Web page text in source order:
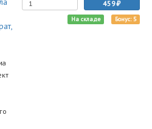
459
На складе Бонус: 5